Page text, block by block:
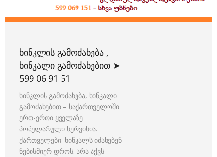
ᲮᲘᲜᲙᲚᲘᲡ ᲒᲐᲛᲝᲫᲐᲮᲔᲑᲐ ,
ᲮᲘᲜᲙᲐᲚᲘ ᲒᲐᲛᲝᲫᲐᲮᲔᲑᲘᲗ ➤
599 06 91 51
ხინკლის გამოძახება, ხინკალი
გამოძახებით – საქართველოში
ერთ-ერთი ყველაზე
პოპულარული სერვისია.
ქართველები ხინკალს იძახებენ
ნებისმიერ დროს. არა აქვს